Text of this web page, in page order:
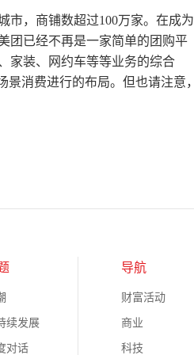
市，商铺数超过100万家。在成为
团已经不再是一家简单的团购平
家装、网约车等等业务的综合
消费进行的布局。但也请注意，
续发展
对话
导航
财富活动
商业
科技